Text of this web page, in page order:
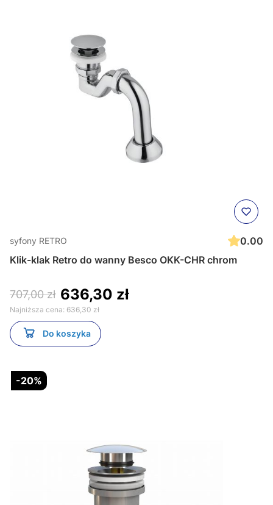
syfony RETRO
0.00
Klik-klak Retro do wanny Besco OKK-CHR chrom
707,00 zł 636,30 zł
Najniższa cena: 636,30 zł
Do koszyka
-20%